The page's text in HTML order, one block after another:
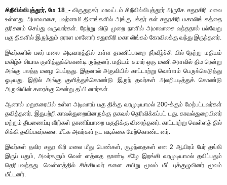
சிறீவில்லிபுத்தூர், மே 18_-விருதுநகர் மாவட்டம் சிறீவில்லிபுத்தூர் அருகே சதுரகிரி மலை
உள்ளது. அமாவாசை, பவுர்ணமி தினங்களில் அங்கு பக்தர் கள் சதுரகிரி மகாலிங் கத்தை
தரிசனம் செய்து வருவார்கள். நேற்று விடு முறை நாளில் அமாவாசை வந்ததால் பல்வேறு
பகு திகளில் இருந்தும் ஏராள மானோர் சதுரகிரி மகா லிங்கம் கோவிலக்கு வந்து இருந்தனர்.
இவர்களில் பலர் மலை அடிவாரத்தில் உள்ள தாணிப்பாறை நீர்வீழ்ச்சி யில் நேற்று மதியம்
மகிழ்ச் சியாக குளித்துக்கொண்டி ருந்தனர். மதியம் சுமார் ஒரு மணி அளவில் திடீ ரென்று
அங்கு பலத்த மழை பெய்தது. இதனால் அருவியில் காட்டாற்று வெள்ளம் பெருக்கெடுத்து
ஓடியது. இதில் அங்கு குளித்துக்கொண்டு இருந் தவர்கள் அலறியடித்துக் கொண்டு
அருவியின் கரைக்கு சென்று தப்பி னார்கள்.
ஆனால் மறுகரையில் உள்ள அடிவாரப் பகு திக்கு வரமுடியாமல் 200-க்கும் மேற்பட்டவர்கள்
தவித்தனர். இதுபற்றி காவல்துறையினருக்கு தகவல் தெரிவிக்கப்பட் டது. காவல்துறையினர்
மற்றும் தீயணைப்பு வீரர்கள் தாணிப்பாறை பகுதிக்கு விரைந்தனர். காட்டாற்று வெள்ளத் தில்
சிக்கி தவிப்பவர்களை மீட்க அவர்கள் நட வடிக்கை மேற்கொண்ட னர்.
இவர்கள் தவிர சதுர கிரி மலை மீது பெண்கள், குழந்தைகள் என 2 ஆயிரம் பேர் தங்கி
இருப் பதும், அவர்களும் வெள் ளத்தை தாண்டி கீழே இறங்கி வரமுடியாமல் தவிப்பதும்
தெரியவந்தது. வெள்ளத்தில் சிக்கியவர் களை கயிறு மூலம் மீட் புக்குழுவினர் மூலம்
மீட்டனர்.